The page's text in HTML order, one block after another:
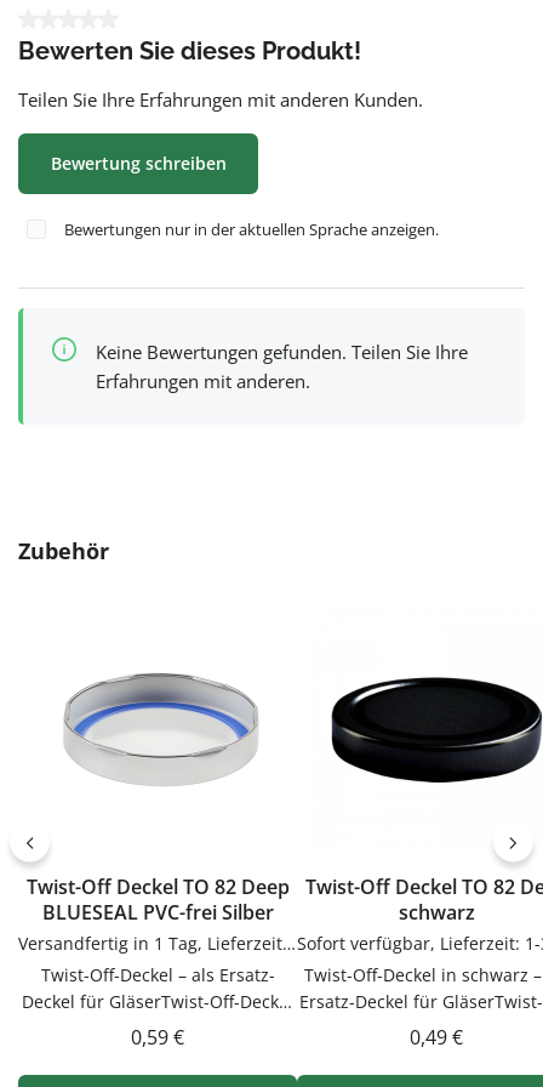
Bewerten Sie dieses Produkt!
Teilen Sie Ihre Erfahrungen mit anderen Kunden.
Bewertung schreiben
Bewertungen nur in der aktuellen Sprache anzeigen.
Keine Bewertungen gefunden. Teilen Sie Ihre
Erfahrungen mit anderen.
Produktgalerie überspringen
Zubehör
Twist-Off Deckel TO 82 Deep
BLUESEAL PVC-frei Silber
Versandfertig in 1 Tag, Lieferzeit 1-3 Tage
Twist-Off-Deckel – als Ersatz-
Deckel für GläserTwist-Off-Deckel
als Ersatz-Deckel für Gläser.
Vorrat und Haushalt – passend zu
Regulärer Preis:
0,59 €
Twist-Off Deckel TO 82 Deep
schwarz
Twist-Off-Deckel in schwarz – als
Ersatz-Deckel für
Ergänzung für Küche, Vorrat
Regulärer
0,49 €